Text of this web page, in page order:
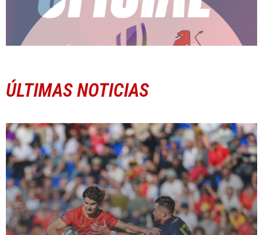
ÚLTIMAS NOTICIAS